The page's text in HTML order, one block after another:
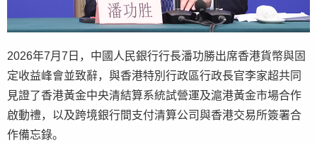
2026年7月7日，中國人民銀行行長潘功勝出席香港貨幣與固
定收益峰會並致辭，與香港特別行政區行政長官李家超共同
見證了香港黃金中央清結算系統試營運及滬港黃金市場合作
啟動禮，以及跨境銀行間支付清算公司與香港交易所簽署合
作備忘錄。